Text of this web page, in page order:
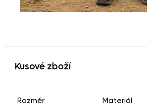
Kusové zboží
Rozměr Materiál